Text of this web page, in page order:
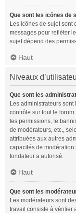
Que sont les icônes de
Les icônes de sujet sont
messages pour refléter
sujet dépend des
Haut
Niveaux
Que sont les
Les administrateurs
contrôle sur tout le
les permissions, le
de modérateurs, etc.,
attribuées aux autres
capacités de modération
fondateur a autorisé.
Haut
Que sont les
Les modérateurs sont
travail consiste à vérifier